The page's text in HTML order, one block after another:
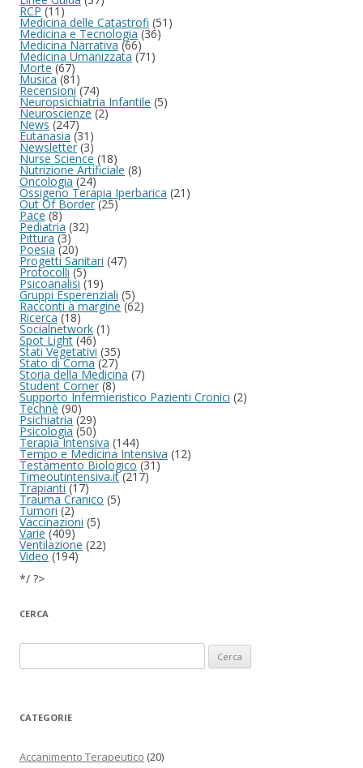
RCP(11)
Medicina delle Catastrofi (51)
Medicina e Tecnologia(36)
Medicina Narrativa(66)
Medicina Umanizzata (71)
Morte(67)
Musica(81)
Recensioni(74)
Neuropsichiatria Infantile (5)
Neuroscienze(2)
News(247)
Eutanasia (31)
Newsletter (3)
Nurse Science (18)
Nutrizione Artificiale (8)
Oncologia(24)
Ossigeno Terapia Iperbarica (21)
Out Of Border(25)
Pace(8)
Pediatria (32)
Pittura(3)
Poesia (20)
Progetti Sanitari (47)
Protocolli(5)
Psicoanalisi (19)
Gruppi Esperenziali (5)
Racconti a margine (62)
Ricerca(18)
Socialnetwork (1)
Spot Light(46)
Stati Vegetativi (35)
Stato di Coma(27)
Storia della Medicina (7)
Student Corner(8)
Supporto Infermieristico Pazienti Cronici (2)
Technè(90)
Psichiatria (29)
Psicologia (50)
Terapia Intensiva (144)
Tempo e Medicina Intensiva (12)
Testamento Biologico(31)
Timeoutintensiva.it(217)
Trapianti(17)
Trauma Cranico (5)
Tumori(2)
Vaccinazioni (5)
Varie(409)
Ventilazione (22)
Video(194)
*/ ?>
CERCA
CATEGORIE
Accanimento Terapeutico (20)